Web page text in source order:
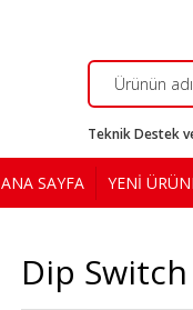
Teknik Destek
ANA SAYFA YENİ
Dip Switch